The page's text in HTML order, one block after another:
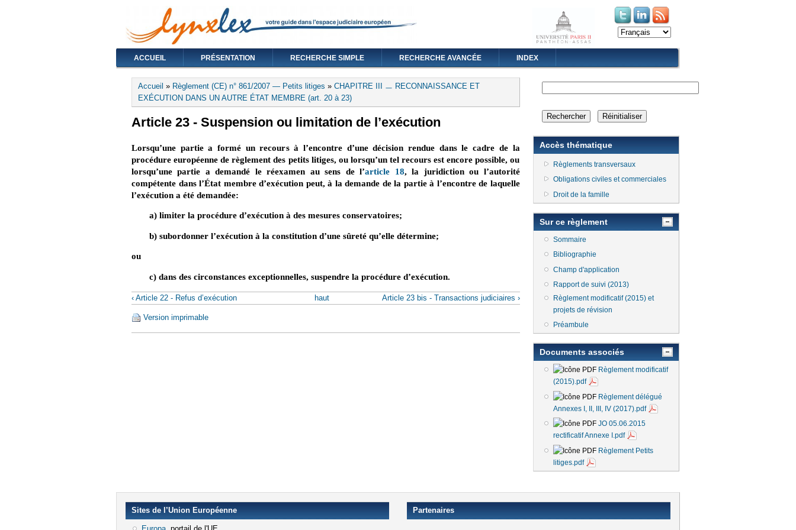
(le lien est externe)
(le lien est externe)
ACCUEIL PRÉSENTATION RECHERCHE SIMPLE RECHERCHE AVANCÉE INDEX
Vous êtes ici
Accueil » Règlement (CE) n° 861/2007 — Petits litiges » CHAPITRE III ㅡ RECONNAISSANCE ET
EXÉCUTION DANS UN AUTRE ÉTAT MEMBRE (art. 20 à 23)
Article 23 - Suspension ou limitation de l’exécution
Lorsqu’une partie a formé un recours à l’encontre d’une décision rendue dans le cadre de la
procédure européenne de règlement des petits litiges, ou lorsqu’un tel recours est encore possible, ou
lorsqu’une partie a demandé le réexamen au sens de l’article 18, la juridiction ou l’autorité
compétente dans l’État membre d’exécution peut, à la demande de la partie à l’encontre de laquelle
l’exécution a été demandée:
a) limiter la procédure d’exécution à des mesures conservatoires;
b) subordonner l’exécution à la constitution d’une sûreté qu’elle détermine;
ou
c) dans des circonstances exceptionnelles, suspendre la procédure d’exécution.
‹ Article 22 - Refus d’exécution haut Article 23 bis - Transactions judiciaires ›
Version imprimable
Accès thématique
Règlements transversaux
Obligations civiles et commerciales
Droit de la famille
Sur ce règlement
Sommaire
Bibliographie
Champ d'application
Rapport de suivi (2013)
Règlement modificatif (2015) et
projets de révision
Préambule
Documents associés
Règlement modificatif
(2015).pdf
Règlement délégué
Annexes I, II, III, IV (2017).pdf
JO 05.06.2015
rectificatif Annexe I.pdf
Règlement Petits
litiges.pdf
Sites de l’Union Européenne Partenaires